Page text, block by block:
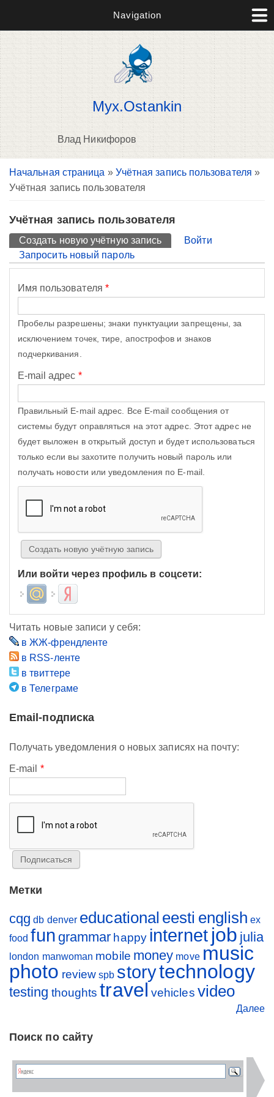
Navigation
Myx.Ostankin
Влад Никифоров
Вы здесь
Начальная страница » Учётная запись пользователя »
Учётная запись пользователя
Учётная запись пользователя
Главные вкладки
Создать новую учётную запись (активная вкладка)
Войти
Запросить новый пароль
Имя пользователя *
Пробелы разрешены; знаки пунктуации запрещены, за
исключением точек, тире, апострофов и знаков
подчеркивания.
E-mail адрес *
Правильный E-mail адрес. Все E-mail сообщения от
системы будут оправляться на этот адрес. Этот адрес не
будет выложен в открытый доступ и будет использоваться
только если вы захотите получить новый пароль или
получать новости или уведомления по E-mail.
Или войти через профиль в соцсети:
Login with Mail.ruLogin with Яндекс
Читать новые записи у себя:
в ЖЖ-френдленте
в RSS-ленте
в твиттере
в Телеграме
Email-подписка
Получать уведомления о новых записях на почту:
E-mail *
Метки
cqg db denver educational eesti english ex
food fun grammar happy internet job julia
london manwoman mobile money move music
photo review spb storytechnology
testing thoughts travel vehicles video
Далее
Поиск по сайту